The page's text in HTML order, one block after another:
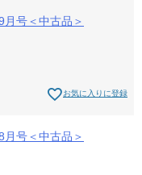
号＜中古品＞
お気に入りに登録
号＜中古品＞